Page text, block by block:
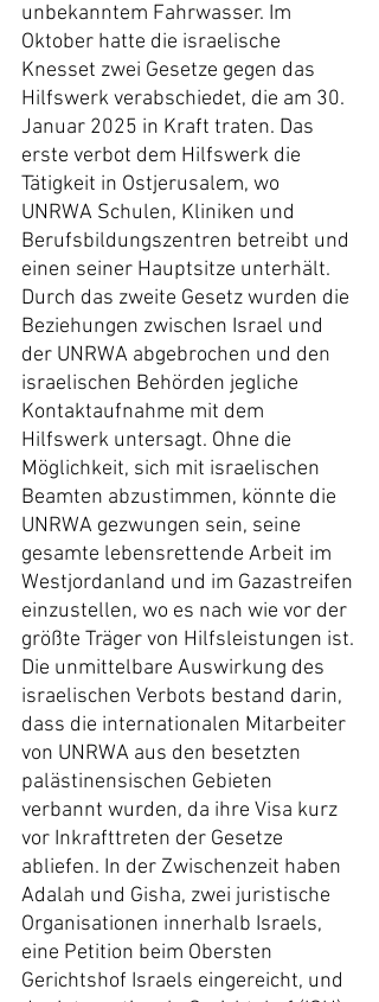
unbekanntem Fahrwasser. Im
Oktober hatte die israelische
Knesset zwei Gesetze gegen das
Hilfswerk verabschiedet, die am 30.
Januar 2025 in Kraft traten. Das
erste verbot dem Hilfswerk die
Tätigkeit in Ostjerusalem, wo
UNRWA Schulen, Kliniken und
Berufsbildungszentren betreibt und
einen seiner Hauptsitze unterhält.
Durch das zweite Gesetz wurden die
Beziehungen zwischen Israel und
der UNRWA abgebrochen und den
israelischen Behörden jegliche
Kontaktaufnahme mit dem
Hilfswerk untersagt. Ohne die
Möglichkeit, sich mit israelischen
Beamten abzustimmen, könnte die
UNRWA gezwungen sein, seine
gesamte lebensrettende Arbeit im
Westjordanland und im Gazastreifen
einzustellen, wo es nach wie vor der
größte Träger von Hilfsleistungen ist.
Die unmittelbare Auswirkung des
israelischen Verbots bestand darin,
dass die internationalen Mitarbeiter
von UNRWA aus den besetzten
palästinensischen Gebieten
verbannt wurden, da ihre Visa kurz
vor Inkrafttreten der Gesetze
abliefen. In der Zwischenzeit haben
Adalah und Gisha, zwei juristische
Organisationen innerhalb Israels,
eine Petition beim Obersten
Gerichtshof Israels eingereicht, und